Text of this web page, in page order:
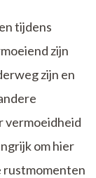
tijdens
zijn
zijn en
vermoeidheid
om hier
rustmomenten